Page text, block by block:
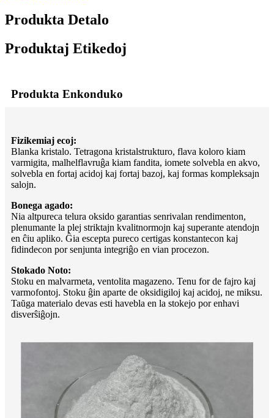
Produkta Detalo
Produktaj Etikedoj
Produkta Enkonduko
Fizikemiaj ecoj:
Blanka kristalo. Tetragona kristalstrukturo, flava koloro kiam
varmigita, malhelflavruĝa kiam fandita, iomete solvebla en akvo,
solvebla en fortaj acidoj kaj fortaj bazoj, kaj formas kompleksajn
salojn.
Bonega agado:
Nia altpureca telura oksido garantias senrivalan rendimenton,
plenumante la plej striktajn kvalitnormojn kaj superante atendojn
en ĉiu apliko. Ĝia escepta pureco certigas konstantecon kaj
fidindecon por senjunta integriĝo en vian procezon.
Stokado Noto:
Stoku en malvarmeta, ventolita magazeno. Tenu for de fajro kaj
varmofontoj. Stoku ĝin aparte de oksidigiloj kaj acidoj, ne miksu.
Taŭga materialo devas esti havebla en la stokejo por enhavi
disverŝiĝojn.